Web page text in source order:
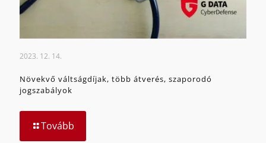
2023. 12. 14.
Növekvő váltságdíjak, több átverés, szaporodó
jogszabályok
Tovább